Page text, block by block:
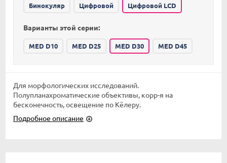
Бинокуляр Цифровой Цифровой LCD
Варианты этой серии:
MED D10 MED D25 MED D30 MED D45
Для морфологических исследований.
Полупланахроматические объективы, корр-я на
бесконечность, освещение по Кёлеру.
Подробное описание